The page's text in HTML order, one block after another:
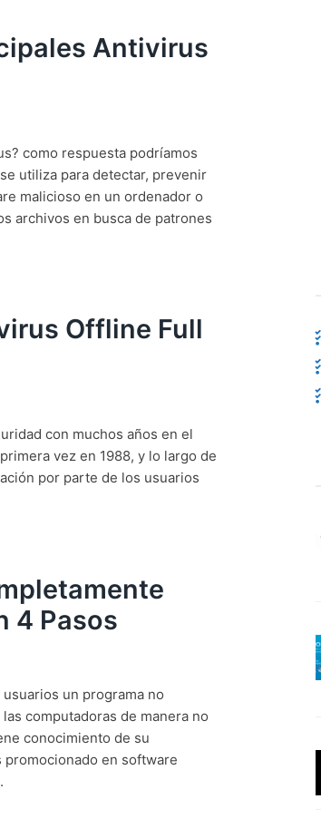
Antivirus
como respuesta podríamos
utiliza para detectar, prevenir
malicioso en un ordenador o
archivos en busca de patrones
Offline Full
con muchos años en el
vez en 1988, y lo largo de
por parte de los usuarios
4 Pasos
un programa no
computadoras de manera no
conocimiento de su
en software